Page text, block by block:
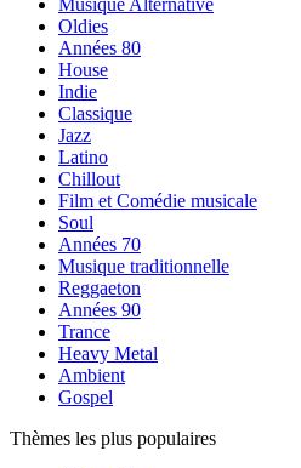
Musique Alternative
Oldies
Années 80
House
Indie
Classique
Jazz
Latino
Chillout
Film et Comédie musicale
Soul
Années 70
Musique traditionnelle
Reggaeton
Années 90
Trance
Heavy Metal
Ambient
Gospel
Thèmes les plus populaires